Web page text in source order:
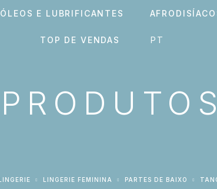
ÓLEOS E LUBRIFICANTES
TOP DE VENDAS
PRODUTOS
LINGERIE LINGERIE FEMININA PARTES DE BAIXO